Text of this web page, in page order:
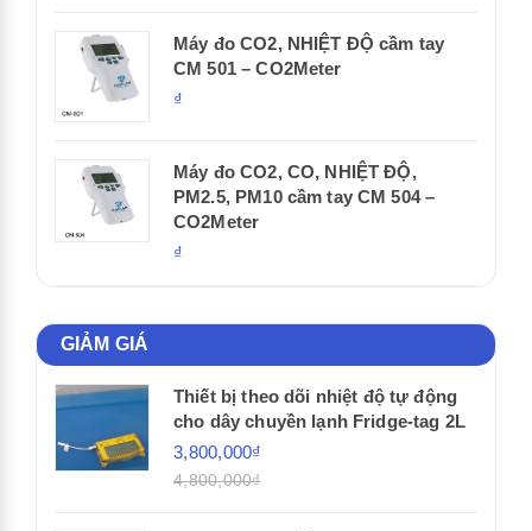
Máy đo CO2, NHIỆT ĐỘ cầm tay
CM 501 – CO2Meter
₫
Máy đo CO2, CO, NHIỆT ĐỘ,
PM2.5, PM10 cầm tay CM 504 –
CO2Meter
₫
GIẢM GIÁ
Thiết bị theo dõi nhiệt độ tự động
cho dây chuyền lạnh Fridge-tag 2L
3,800,000₫
4,800,000₫